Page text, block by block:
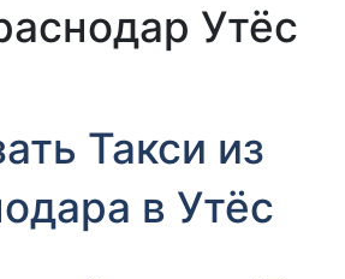
Утёс
Такси из
в Утёс